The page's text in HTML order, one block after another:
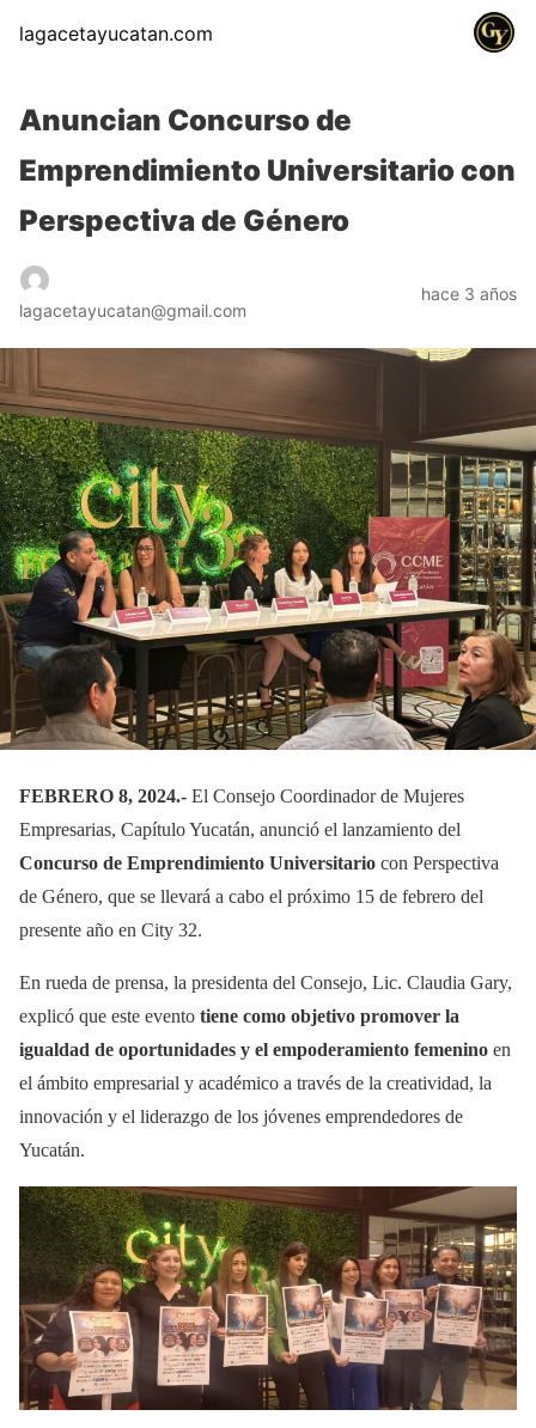
lagacetayucatan.com
Anuncian Concurso de
Emprendimiento Universitario con
Perspectiva de Género
lagacetayucatan@gmail.com
hace 3 años
FEBRERO 8, 2024.- El Consejo Coordinador de Mujeres
Empresarias, Capítulo Yucatán, anunció el lanzamiento del
Concurso de Emprendimiento Universitario con Perspectiva
de Género, que se llevará a cabo el próximo 15 de febrero del
presente año en City 32.
En rueda de prensa, la presidenta del Consejo, Lic. Claudia Gary,
explicó que este evento tiene como objetivo promover la
igualdad de oportunidades y el empoderamiento femenino en
el ámbito empresarial y académico a través de la creatividad, la
innovación y el liderazgo de los jóvenes emprendedores de
Yucatán.